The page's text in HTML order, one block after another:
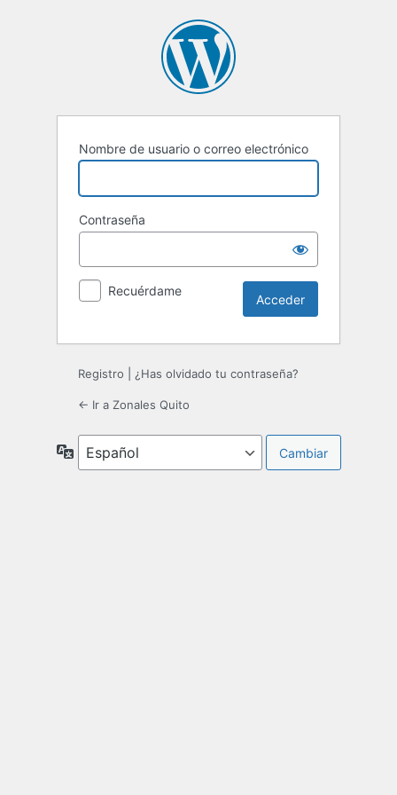
Nombre de usuario o correo electrónico
Contraseña
Recuérdame
Registro ¿Has olvidado tu contraseña?
← Ir a Zonales Quito
Idioma